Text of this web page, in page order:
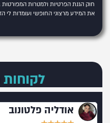
חוק הגנת הפרטיות ולמטרות המפורטות
את המידע מרצוני החופשי ועומדות לי
אודליה פלטונוב